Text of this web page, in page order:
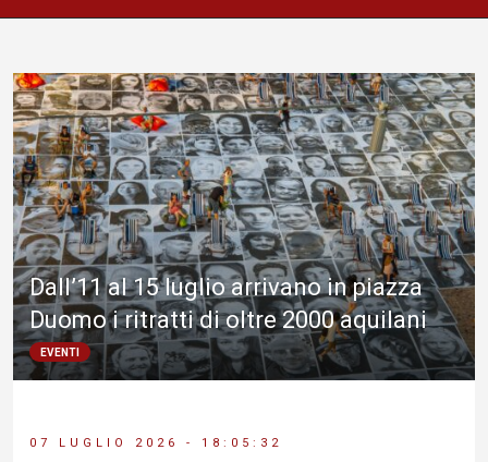
Dall’11 al 15 luglio arrivano in piazza
Duomo i ritratti di oltre 2000 aquilani
EVENTI
07 LUGLIO 2026 - 18:05:32